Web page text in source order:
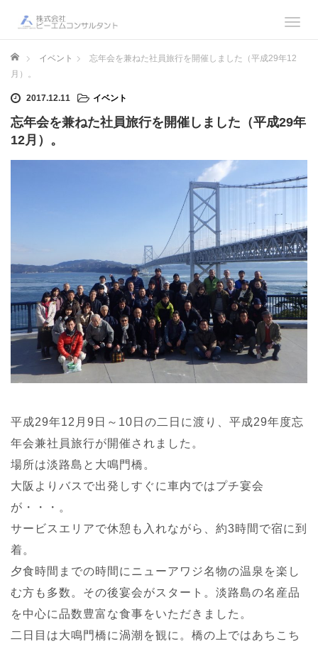
T
g
n
g
i
o
n
ホーム イベント
忘年会を兼ねた社員旅行を開催しました（平成29年12
月）。
2017.12.11 イベント
忘年会を兼ねた社員旅行を開催しました（平成29年
12月）。
平成29年12月9日～10日の二日に渡り、平成29年度忘
年会兼社員旅行が開催されました。
場所は淡路島と大鳴門橋。
大阪よりバスで出発しすぐに車内ではプチ宴会
が・・・。
サービスエリアで休憩も入れながら、約3時間で宿に到
着。
夕食時間までの時間にニューアワジ名物の温泉を楽し
む方も多数。その後宴会がスタート。淡路島の名産品
を中心に品数豊富な食事をいただきました。
二日目は大鳴門橋に渦潮を観に。橋の上ではあちこち